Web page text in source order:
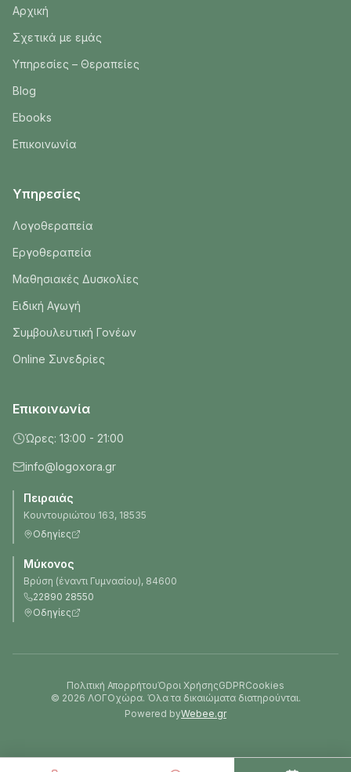
Αρχική
Σχετικά με εμάς
Υπηρεσίες – Θεραπείες
Blog
Ebooks
Επικοινωνία
Υπηρεσίες
Λογοθεραπεία
Εργοθεραπεία
Μαθησιακές Δυσκολίες
Ειδική Αγωγή
Συμβουλευτική Γονέων
Online Συνεδρίες
Επικοινωνία
Ώρες: 13:00 - 21:00
info@logoxora.gr
Πειραιάς
Κουντουριώτου 163, 18535
Οδηγίες
Μύκονος
Βρύση (έναντι Γυμνασίου), 84600
22890 28550
Οδηγίες
Πολιτική ΑπορρήτουΌροι ΧρήσηςGDPRCookies
© 2026 ΛΟΓΟχώρα. Όλα τα δικαιώματα διατηρούνται.
Powered byWebee.gr